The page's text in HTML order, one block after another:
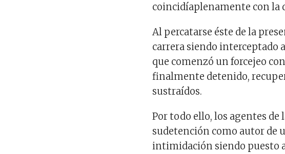
coincidíaplenamente con la
Al percatarse éste de la
carrera siendo interceptado
que comenzó unforcejeo
finalmente detenido,
sustraídos.
Por todo ello, los agentes de
sudetención como autor de
intimidación siendo puesto